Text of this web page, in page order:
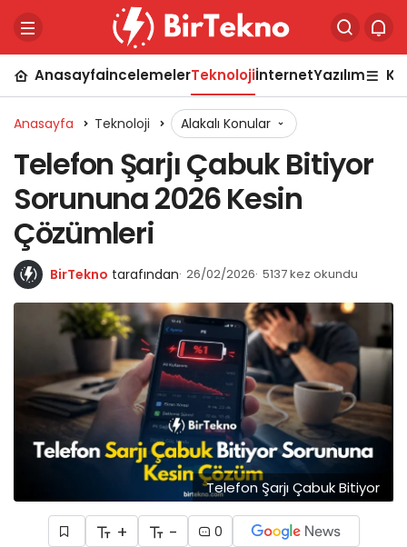
AnasayfaİncelemelerTeknolojiİnternetYazılım
Anasayfa Teknoloji Alakalı Konular
Telefon Şarjı Çabuk Bitiyor
Sorununa 2026 Kesin
Çözümleri
BirTekno tarafından 26/02/2026 5137 kez okundu
Telefon Şarjı Çabuk Bitiyor
+ - 0